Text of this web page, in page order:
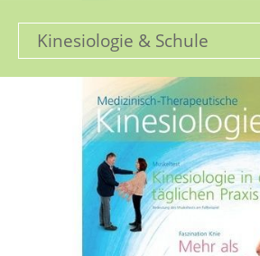
Kinesiologie & Schule